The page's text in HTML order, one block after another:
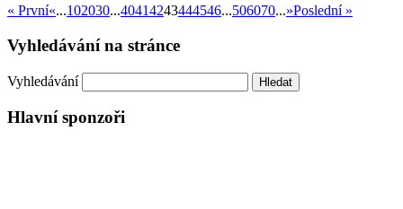
« První«...102030...40414243444546...506070...»Poslední »
Vyhledávání na stránce
Vyhledávání
Hlavní sponzoři